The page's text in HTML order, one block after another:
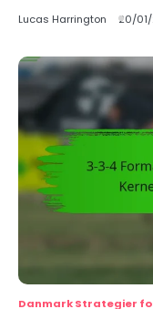
Lucas Harrington 20/
Danmark Strategier